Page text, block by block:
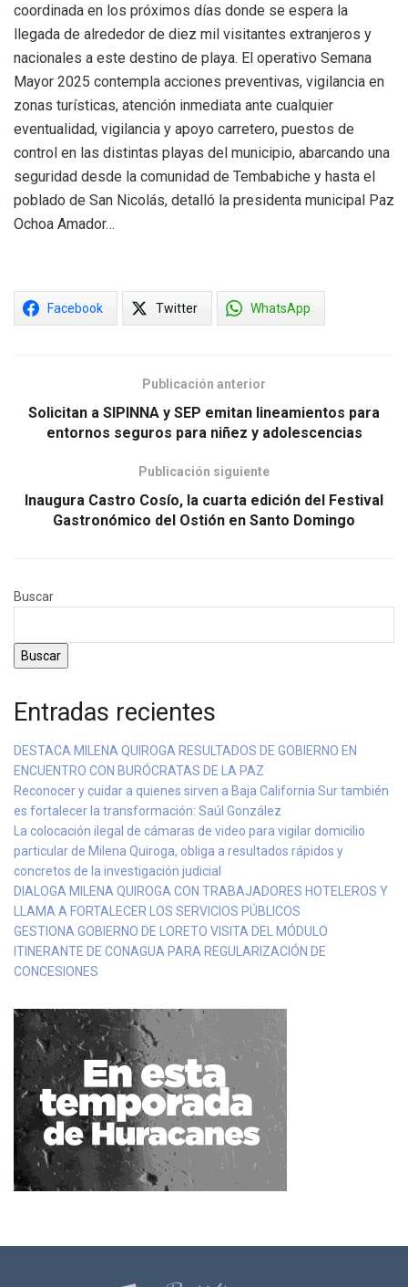
coordinada en los próximos días donde se espera la
llegada de alrededor de diez mil visitantes extranjeros y
nacionales a este destino de playa. El operativo Semana
Mayor 2025 contempla acciones preventivas, vigilancia en
zonas turísticas, atención inmediata ante cualquier
eventualidad, vigilancia y apoyo carretero, puestos de
control en las distintas playas del municipio, abarcando una
seguridad desde la comunidad de Tembabiche y hasta el
poblado de San Nicolás, detalló la presidenta municipal Paz
Ochoa Amador…
Facebook Twitter WhatsApp
Publicación anterior
Solicitan a SIPINNA y SEP emitan lineamientos para
entornos seguros para niñez y adolescencias
Publicación siguiente
Inaugura Castro Cosío, la cuarta edición del Festival
Gastronómico del Ostión en Santo Domingo
Buscar
Buscar
Entradas recientes
DESTACA MILENA QUIROGA RESULTADOS DE GOBIERNO EN
ENCUENTRO CON BURÓCRATAS DE LA PAZ
Reconocer y cuidar a quienes sirven a Baja California Sur también
es fortalecer la transformación: Saúl González
La colocación ilegal de cámaras de video para vigilar domicilio
particular de Milena Quiroga, obliga a resultados rápidos y
concretos de la investigación judicial
DIALOGA MILENA QUIROGA CON TRABAJADORES HOTELEROS Y
LLAMA A FORTALECER LOS SERVICIOS PÚBLICOS
GESTIONA GOBIERNO DE LORETO VISITA DEL MÓDULO
ITINERANTE DE CONAGUA PARA REGULARIZACIÓN DE
CONCESIONES